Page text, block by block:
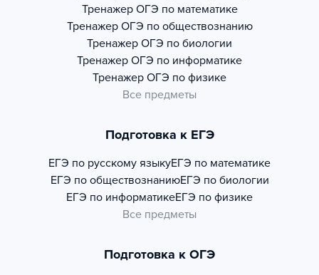
Тренажер ОГЭ по математике
Тренажер ОГЭ по обществознанию
Тренажер ОГЭ по биологии
Тренажер ОГЭ по информатике
Тренажер ОГЭ по физике
Все предметы
Подготовка к ЕГЭ
ЕГЭ по русскому языкуЕГЭ по математике
ЕГЭ по обществознаниюЕГЭ по биологии
ЕГЭ по информатикеЕГЭ по физике
Все предметы
Подготовка к ОГЭ